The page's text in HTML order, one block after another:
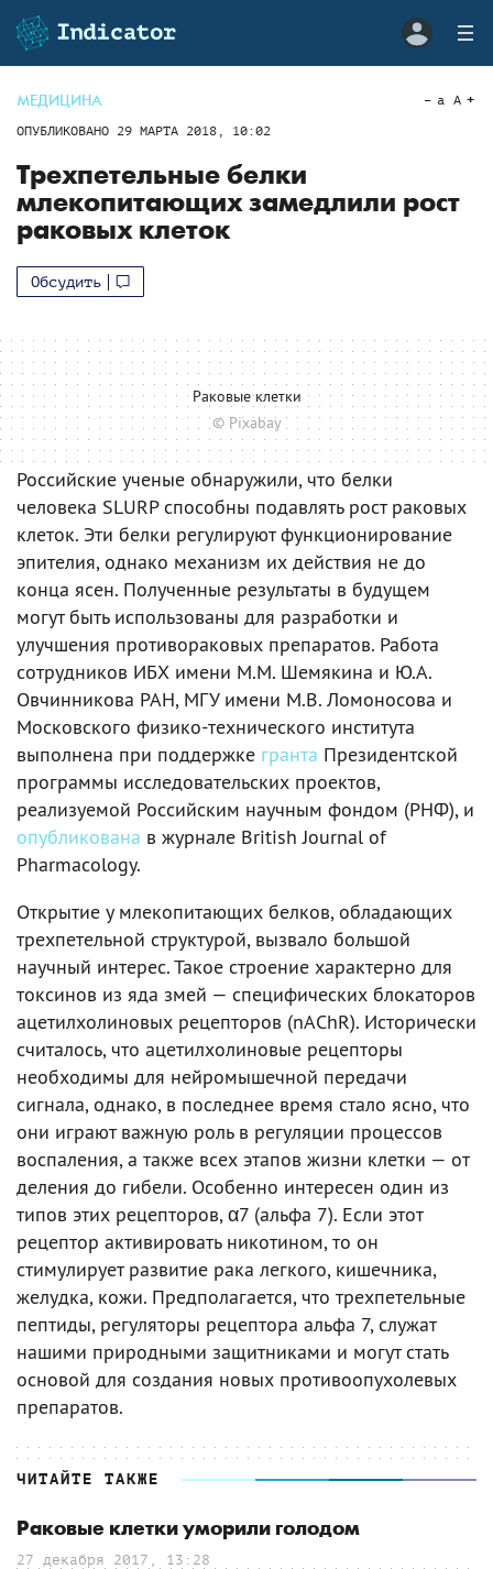
МЕДИЦИНА
ОПУБЛИКОВАНО 29 МАРТА 2018, 10:02
a A
Трехпетельные белки
млекопитающих замедлили рост
раковых клеток
Обсудить
Раковые клетки
© Pixabay
Российские ученые обнаружили, что белки
человека SLURP способны подавлять рост раковых
клеток. Эти белки регулируют функционирование
эпителия, однако механизм их действия не до
конца ясен. Полученные результаты в будущем
могут быть использованы для разработки и
улучшения противораковых препаратов. Работа
сотрудников ИБХ имени М.М. Шемякина и Ю.А.
Овчинникова РАН, МГУ имени М.В. Ломоносова и
Московского физико-технического института
выполнена при поддержке гранта Президентской
программы исследовательских проектов,
реализуемой Российским научным фондом (РНФ), и
опубликована в журнале British Journal of
Pharmacology.
Открытие у млекопитающих белков, обладающих
трехпетельной структурой, вызвало большой
научный интерес. Такое строение характерно для
токсинов из яда змей — специфических блокаторов
ацетилхолиновых рецепторов (nAChR). Исторически
считалось, что ацетилхолиновые рецепторы
необходимы для нейромышечной передачи
сигнала, однако, в последнее время стало ясно, что
они играют важную роль в регуляции процессов
воспаления, а также всех этапов жизни клетки — от
деления до гибели. Особенно интересен один из
типов этих рецепторов, α7 (альфа 7). Если этот
рецептор активировать никотином, то он
стимулирует развитие рака легкого, кишечника,
желудка, кожи. Предполагается, что трехпетельные
пептиды, регуляторы рецептора альфа 7, служат
нашими природными защитниками и могут стать
основой для создания новых противоопухолевых
препаратов.
ЧИТАЙТЕ ТАКЖЕ
Раковые клетки уморили голодом
27 декабря 2017, 13:28